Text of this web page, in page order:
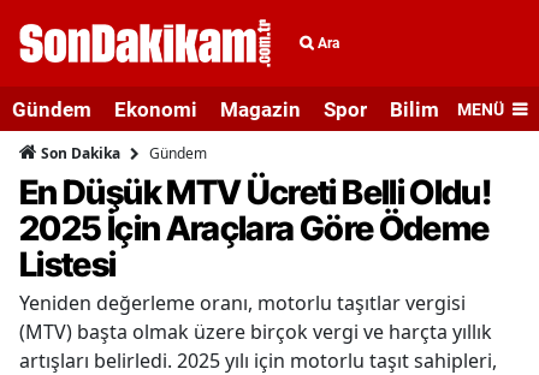
Ara
Gündem Ekonomi Magazin Spor Bilim veMENÜ
Son Dakika Gündem
En Düşük MTV Ücreti Belli Oldu!
2025 İçin Araçlara Göre Ödeme
Listesi
Yeniden değerleme oranı, motorlu taşıtlar vergisi
(MTV) başta olmak üzere birçok vergi ve harçta yıllık
artışları belirledi. 2025 yılı için motorlu taşıt sahipleri,